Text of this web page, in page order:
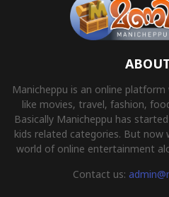
Manicheppu is an online
like movies, travel, fashion,
Basically Manicheppu has
kids related categories. But now
world of online entertainment
Contact us: